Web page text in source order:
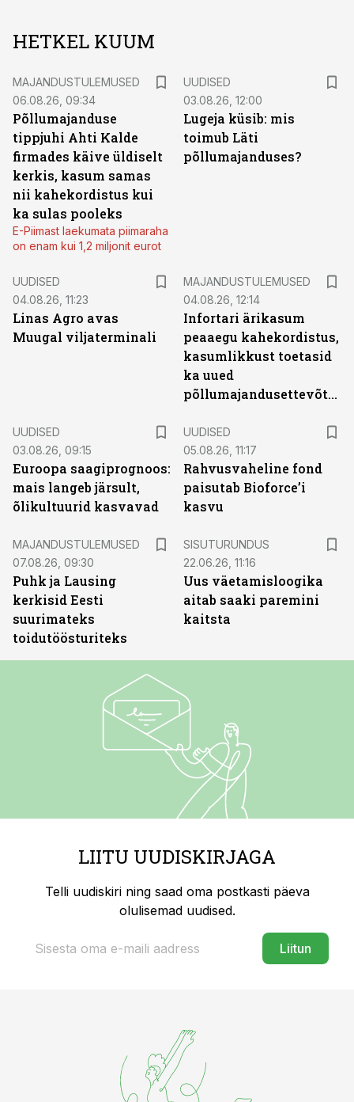
HETKEL KUUM
MAJANDUSTULEMUSED
06.08.26, 09:34
Põllumajanduse
tippjuhi Ahti Kalde
firmades käive üldiselt
kerkis, kasum samas
nii kahekordistus kui
ka sulas pooleks
E-Piimast laekumata piimaraha
on enam kui 1,2 miljonit eurot
UUDISED
03.08.26, 12:00
Lugeja küsib: mis
toimub Läti
põllumajanduses?
UUDISED
04.08.26, 11:23
Linas Agro avas
Muugal viljaterminali
MAJANDUSTULEMUSED
04.08.26, 12:14
Infortari ärikasum
peaaegu kahekordistus,
kasumlikkust toetasid
ka uued
põllumajandusettevõtted
UUDISED
03.08.26, 09:15
Euroopa saagiprognoos:
mais langeb järsult,
õlikultuurid kasvavad
UUDISED
05.08.26, 11:17
Rahvusvaheline fond
paisutab Bioforce’i
kasvu
MAJANDUSTULEMUSED
07.08.26, 09:30
Puhk ja Lausing
kerkisid Eesti
suurimateks
toidutöösturiteks
SISUTURUNDUS
22.06.26, 11:16
Uus väetamisloogika
aitab saaki paremini
kaitsta
LIITU UUDISKIRJAGA
Telli uudiskiri ning saad oma postkasti päeva
olulisemad uudised.
Liitun